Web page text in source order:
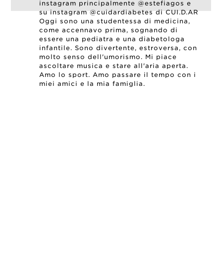
instagram principalmente @estefiagos e
su instagram @cuidardiabetes di CUI.D.AR
Oggi sono una studentessa di medicina,
come accennavo prima, sognando di
essere una pediatra e una diabetologa
infantile. Sono divertente, estroversa, con
molto senso dell'umorismo. Mi piace
ascoltare musica e stare all'aria aperta.
Amo lo sport. Amo passare il tempo con i
miei amici e la mia famiglia.